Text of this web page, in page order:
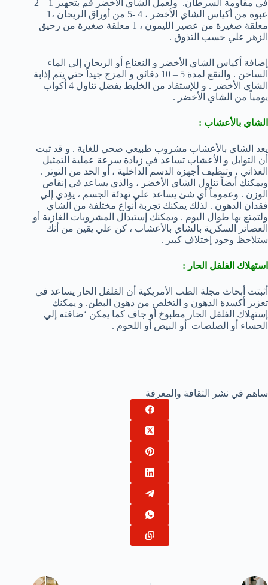
في مقاومة السرطان. ولعمل الشاي الأخضر قم بتجهيز 1 – 2
عبوة من أكياس الشاي الأخضر ، 4 -5 من أوراق الريحان ،1
معلقة صغيرة من عصير الليمون ، 1 معلقة صغيرة من رحيق
الزهر علي حسب التذوق .
إضافة أكياس الشاي الأخضر و النعناع أو الريحان إلي الماء
الساخن . والنقع لمدة 5 – 10 دقائق و المزج جيداً حتي يتم إذابة
الشاي الأخضر . و للإستفاد من الخليط يفضل تناول 4 أكواب
يومياً من الشاي الأخضر .
الشاي بالأعشاب :
يعد الشاي بالأعشاب مشروب طبيعي صحي للغاية . و قد ثبت
أن التوابل و الأعشاب تساعد في زيادة سرعة عملية التمثيل
الغذائي ، وتنظيف أجهزة الدسم الداخلية ، أو الحد من التوتر .
ويمكنك أيضاً تناول الشاي الأخضر ، والذي يساعد في إنقاص
الوزن . وعموماً أي شئ يساعد علي تهدئة الجسم ، يؤدي إلي
فقدان الدهون . لذلك يمكنك تجربة أنواع مختلفة من الشاي
ولتمتع بها طوال اليوم . ويمكنك إستبدال المشروبات الغازية أو
العصائر السكرية بالشاي بالأعشاب ، كن علي يقين من أنك
ستلاحظ وجود إختلاف كبير .
استهلاك الفلفل الحار :
أثبتت أبحاث مجلة الطب الأمريكية أن الفلفل الحار يساعد في
تعزيز أكسدة الدهون و التخلص من دهون البطن. و يمكنك
إستهلاك الفلفل الحار مطبوخ أو جاف كما يمكن ‘ضافته إلي
الحساء أو الصلصات أو البيض أو اللحوم .
ساهم في نشر الثقافة والمعرفة